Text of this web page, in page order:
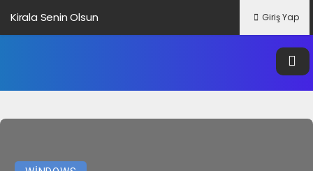
Kirala Senin Olsun
Google Trendleri Nedir?
Giriş Yap